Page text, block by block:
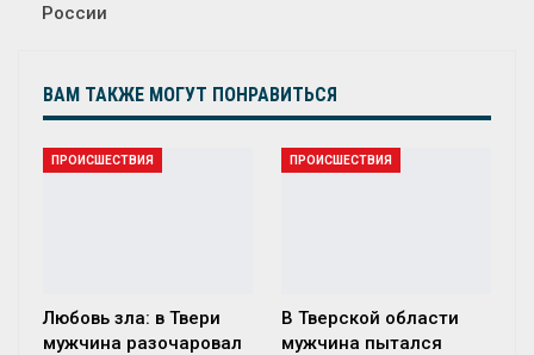
России
ВАМ ТАКЖЕ МОГУТ ПОНРАВИТЬСЯ
ПРОИСШЕСТВИЯ
Любовь зла: в Твери
мужчина разочаровал
ПРОИСШЕСТВИЯ
В Тверской области
мужчина пытался